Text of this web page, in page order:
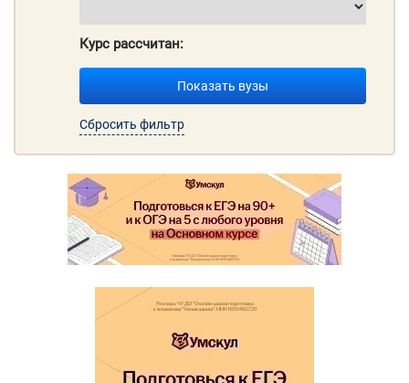
Курс рассчитан:
Показать вузы
Сбросить фильтр